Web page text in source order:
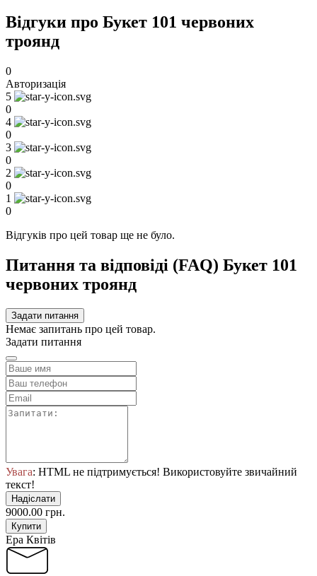
Відгуки про Букет 101 червоних
троянд
0
Авторизація
5
0
4
0
3
0
2
0
1
0
Відгуків про цей товар ще не було.
Питання та відповіді (FAQ) Букет 101
червоних троянд
Задати питання
Немає запитань про цей товар.
Задати питання
Увага: HTML не підтримується! Використовуйте звичайний
текст!
Надіслати
9000.00 грн.
Купити
Ера Квітів